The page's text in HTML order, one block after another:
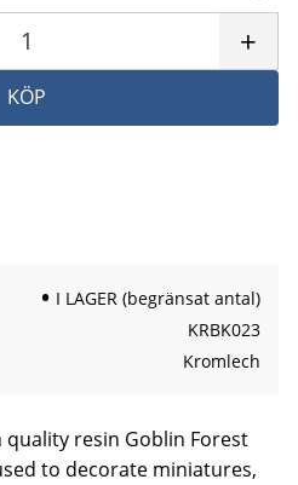
+
KÖP
I LAGER (begränsat antal)
KRBK023
Kromlech
resin Goblin Forest
to decorate miniatures,